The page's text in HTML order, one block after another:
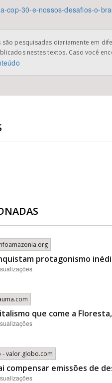
cop-30-e-nossos-desafios-o-
pesquisadas diariamente em
nestes textos. Caso você
protagonismo
que come a
- valor.globo.com
compensar emissões de